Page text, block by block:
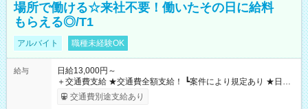
場所で働ける☆来社不要！働いたその日に給料
もらえる◎/T1
アルバイト 職種未経験OK
給与
日給13,000円～
＋交通費支給 ★交通費全額支給！ ┗案件により規定あり ★日払
いOK！（規定あり） ┗働いたその日に現金GET♪ お仕事後はコ
ンビニATMから 日払い分を引き落とせます！ 【試用期間】試
交通費別途支給あり